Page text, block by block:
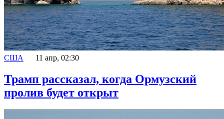
США 11 апр, 02:30
Трамп рассказал, когда Ормузский
пролив будет открыт